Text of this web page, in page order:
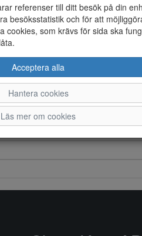
referenser till ditt besök på din
besöksstatistik och för att
cookies, som krävs för sida ska
Acceptera alla
Hantera cookies
Läs mer om cookies